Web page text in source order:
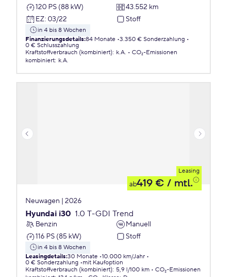
120 PS (88 kW)
43.552 km
EZ: 03/22 Stoff
in 4 bis 8 Wochen
Finanzierungsdetails:84 Monate 3.350 € Sonderzahlung
0 € Schlusszahlung
Kraftstoffverbrauch (kombiniert): k.A.
CO₂-Emissionen
kombiniert: k.A.
Leasing
ab419 € / mtl.
Neuwagen | 2026
Hyundai i30 1.0 T-GDI Trend
Benzin
Manuell
116 PS (85 kW)
Stoff
in 4 bis 8 Wochen
Leasingdetails:30 Monate 10.000 km/Jahr
0 € Sonderzahlung
mit Kaufoption
Kraftstoffverbrauch (kombiniert): 5,9 l/100 km
CO₂-Emissionen